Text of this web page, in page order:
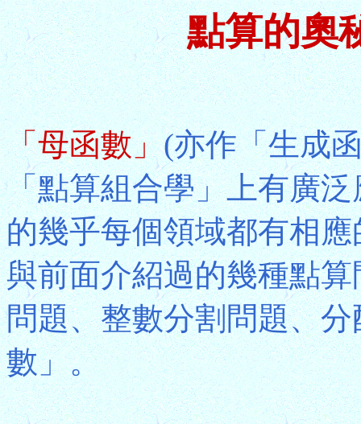
點算的奧
「母函數」(亦作「生成
「點算組合學」上有廣
的幾乎每個領域都有相
與前面介紹過的幾種點
問題、整數分割問題、
數」。